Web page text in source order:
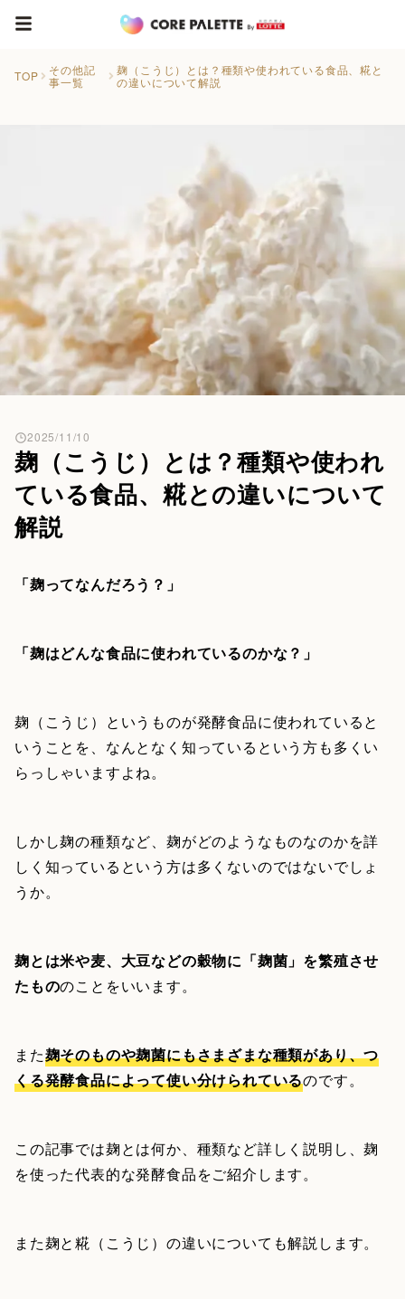
TOP
その他記
事一覧
麹（こうじ）とは？種類や使われている食品、糀と
の違いについて解説
麹（こうじ）とは？種類や使われ
ている食品、糀との違いについて
解説
2025/11/10
「麹ってなんだろう？」
「麹はどんな食品に使われているのかな？」
麹（こうじ）というものが発酵食品に使われていると
いうことを、なんとなく知っているという方も多くい
らっしゃいますよね。
しかし麹の種類など、麹がどのようなものなのかを詳
しく知っているという方は多くないのではないでしょ
うか。
麹とは米や麦、大豆などの穀物に「麹菌」を繁殖させ
たもののことをいいます。
また麹そのものや麹菌にもさまざまな種類があり、つ
くる発酵食品によって使い分けられているのです。
この記事では麹とは何か、種類など詳しく説明し、麹
を使った代表的な発酵食品をご紹介します。
また麹と糀（こうじ）の違いについても解説します。